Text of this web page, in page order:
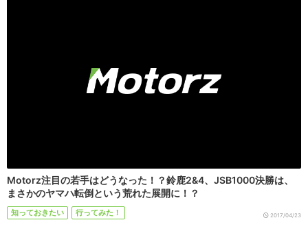
Motorz注目の若手はどうなった！？鈴鹿2&4、JSB1000決勝は、
まさかのヤマハ転倒という荒れた展開に！？
知っておきたい 行ってみた！ 2017/04/23